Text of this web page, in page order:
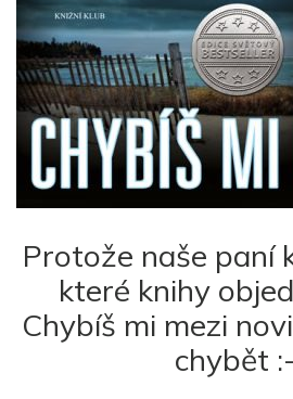
Protože naše paní
které knihy
Chybíš mi mezi
chybět